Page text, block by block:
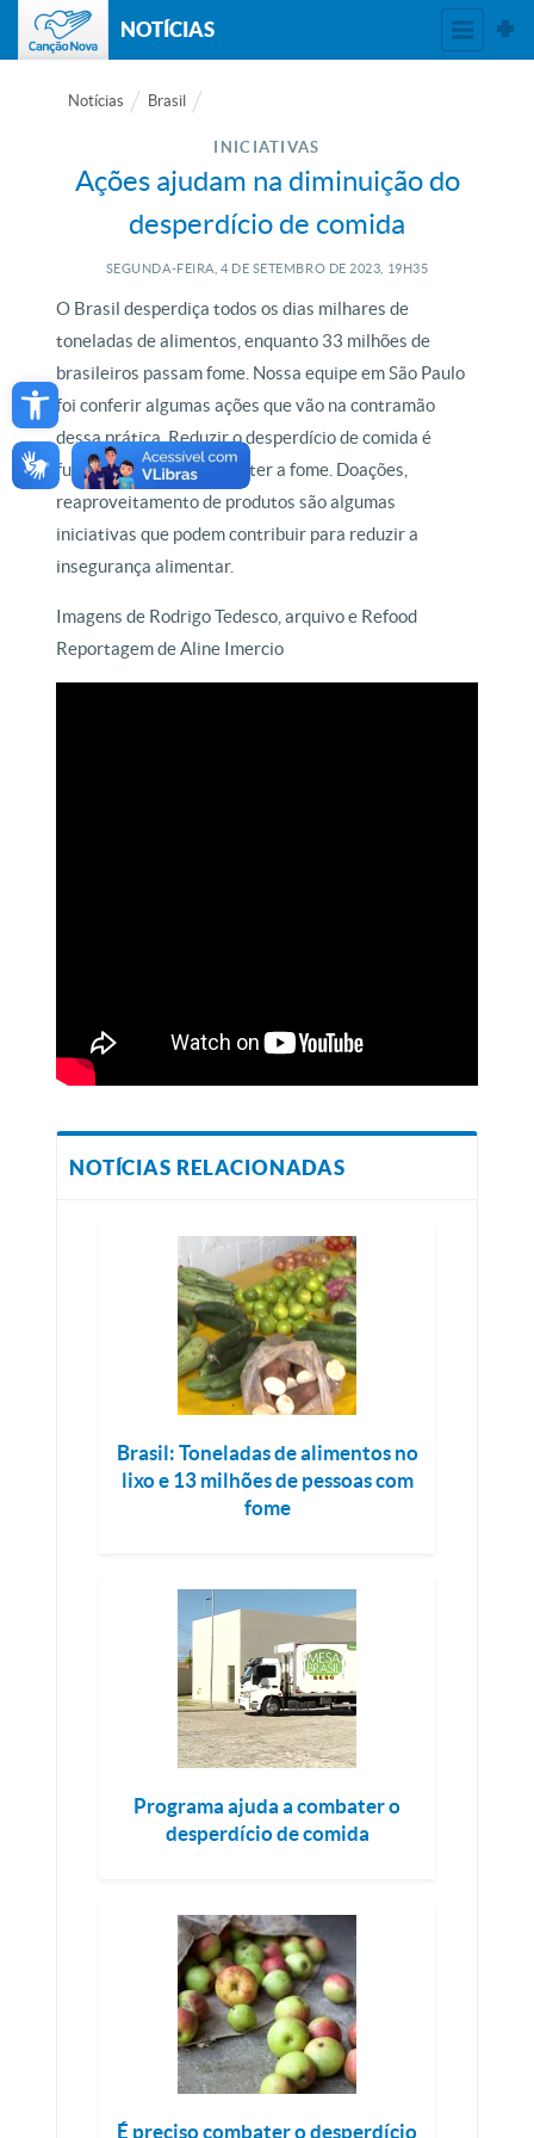
Open toolbar
NOTÍCIAS
Notícias Brasil
INICIATIVAS
Ações ajudam na diminuição do
desperdício de comida
SEGUNDA-FEIRA, 4 DE SETEMBRO DE 2023, 19H35
O Brasil desperdiça todos os dias milhares de
toneladas de alimentos, enquanto 33 milhões de
brasileiros passam fome. Nossa equipe em São Paulo
foi conferir algumas ações que vão na contramão
dessa prática. Reduzir o desperdício de comida é
fundamental para combater a fome. Doações,
reaproveitamento de produtos são algumas
iniciativas que podem contribuir para reduzir a
insegurança alimentar.
Imagens de Rodrigo Tedesco, arquivo e Refood
Reportagem de Aline Imercio
NOTÍCIAS RELACIONADAS
Brasil: Toneladas de alimentos no
lixo e 13 milhões de pessoas com
fome
Programa ajuda a combater o
desperdício de comida
É preciso combater o desperdício